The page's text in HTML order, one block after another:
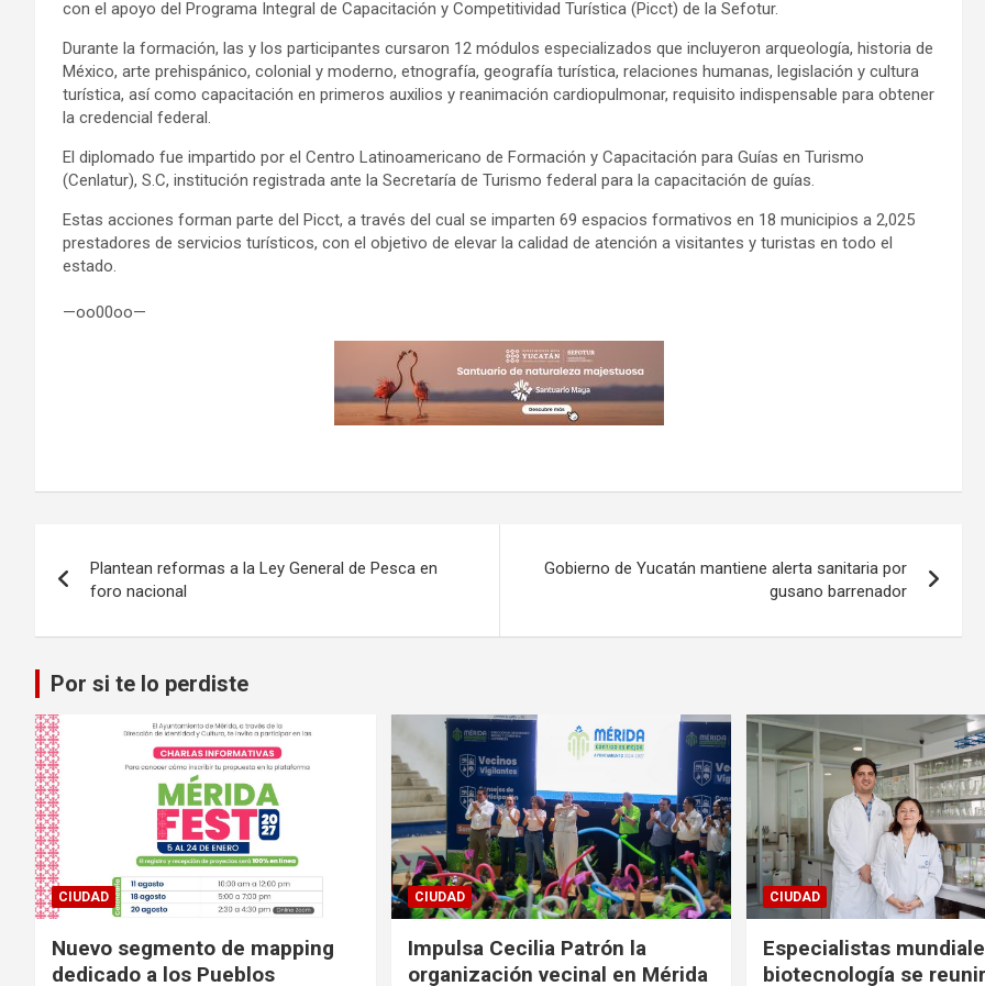
con el apoyo del Programa Integral de Capacitación y Competitividad Turística (Picct) de la Sefotur.
Durante la formación, las y los participantes cursaron 12 módulos especializados que incluyeron arqueología, historia de
México, arte prehispánico, colonial y moderno, etnografía, geografía turística, relaciones humanas, legislación y cultura
turística, así como capacitación en primeros auxilios y reanimación cardiopulmonar, requisito indispensable para obtener
la credencial federal.
El diplomado fue impartido por el Centro Latinoamericano de Formación y Capacitación para Guías en Turismo
(Cenlatur), S.C, institución registrada ante la Secretaría de Turismo federal para la capacitación de guías.
Estas acciones forman parte del Picct, a través del cual se imparten 69 espacios formativos en 18 municipios a 2,025
prestadores de servicios turísticos, con el objetivo de elevar la calidad de atención a visitantes y turistas en todo el
estado.
—oo00oo—
de
entradas
Plantean reformas a la Ley General de Pesca en
foro nacional
Gobierno de Yucatán mantiene alerta sanitaria por
gusano barrenador
Por si te lo perdiste
CIUDAD
Nuevo segmento de mapping
dedicado a los Pueblos
CIUDAD
Impulsa Cecilia Patrón la
organización vecinal en Mérida
CIUDAD
Especialistas
biotecnología se